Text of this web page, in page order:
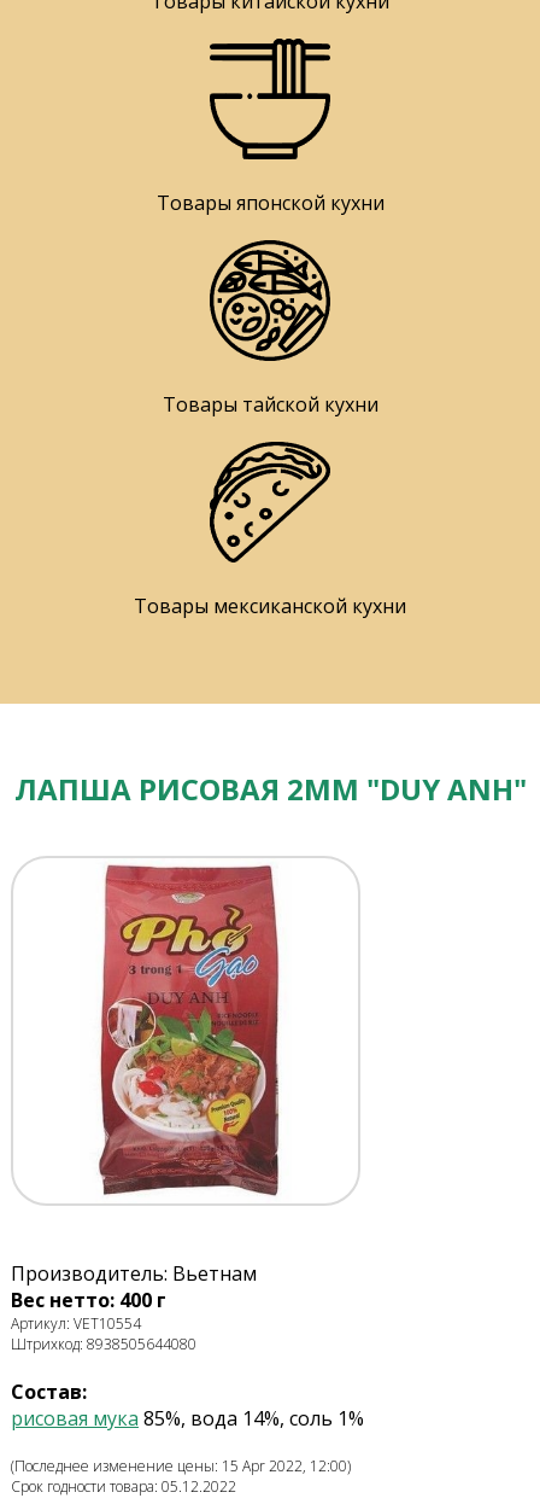
Товары японской кухни
Товары тайской кухни
Товары мексиканской кухни
ЛАПША РИСОВАЯ 2ММ "DUY ANH"
Производитель: Вьетнам
Вес нетто: 400 г
Артикул: VET10554
Штрихкод: 8938505644080
Состав:
рисовая мука 85%, вода 14%, соль 1%
(Последнее изменение цены: 15 Apr 2022, 12:00)
Срок годности товара: 05.12.2022